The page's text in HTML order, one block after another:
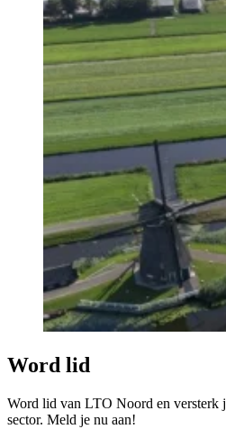
Word lid
Word lid van LTO Noord en versterk
sector. Meld je nu aan!